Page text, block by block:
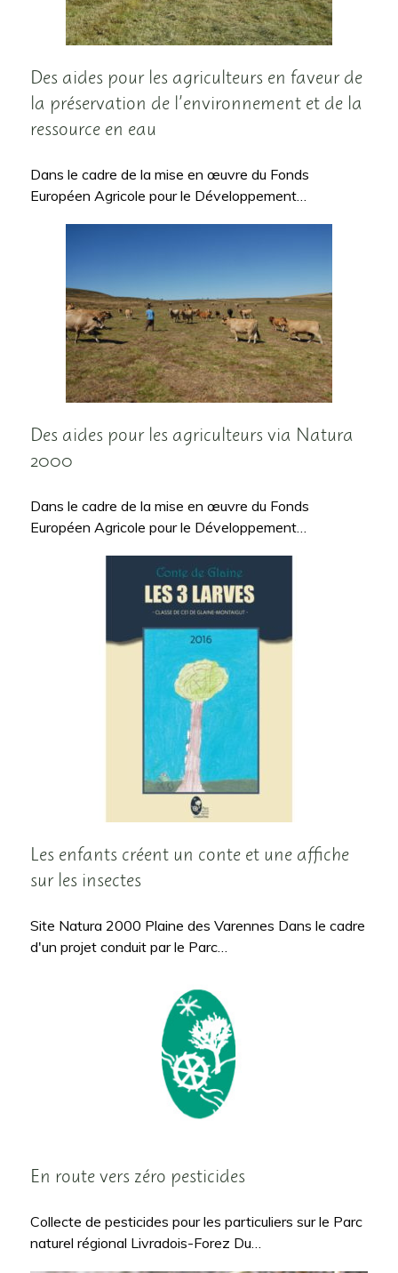
Des aides pour les agriculteurs en faveur de
la préservation de l’environnement et de la
ressource en eau
Dans le cadre de la mise en œuvre du Fonds
Européen Agricole pour le Développement…
Des aides pour les agriculteurs via Natura
2000
Dans le cadre de la mise en œuvre du Fonds
Européen Agricole pour le Développement…
Les enfants créent un conte et une affiche
sur les insectes
Site Natura 2000 Plaine des Varennes Dans le cadre
d'un projet conduit par le Parc…
En route vers zéro pesticides
Collecte de pesticides pour les particuliers sur le Parc
naturel régional Livradois-Forez Du…